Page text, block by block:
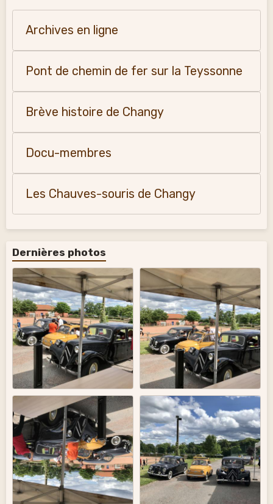
Archives en ligne
Pont de chemin de fer sur la Teyssonne
Brève histoire de Changy
Docu-membres
Les Chauves-souris de Changy
Dernières photos